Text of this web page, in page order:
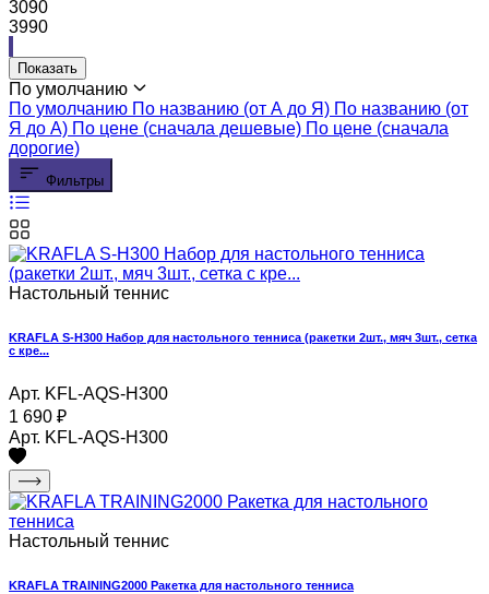
3090
3990
Показать
По умолчанию
По умолчанию По названию (от А до Я) По названию (от
Я до А) По цене (сначала дешевые) По цене (сначала
дорогие)
Фильтры
Настольный теннис
KRAFLA S-H300 Набор для настольного тенниса (ракетки 2шт., мяч 3шт., сетка
с кре...
Арт. KFL-AQS-H300
1 690 ₽
Арт. KFL-AQS-H300
Настольный теннис
KRAFLA TRAINING2000 Ракетка для настольного тенниса